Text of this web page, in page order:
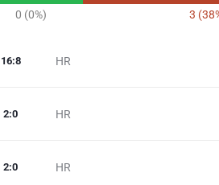
0 (0%) 3
HR
16:8
HR
2:0
HR
2:0